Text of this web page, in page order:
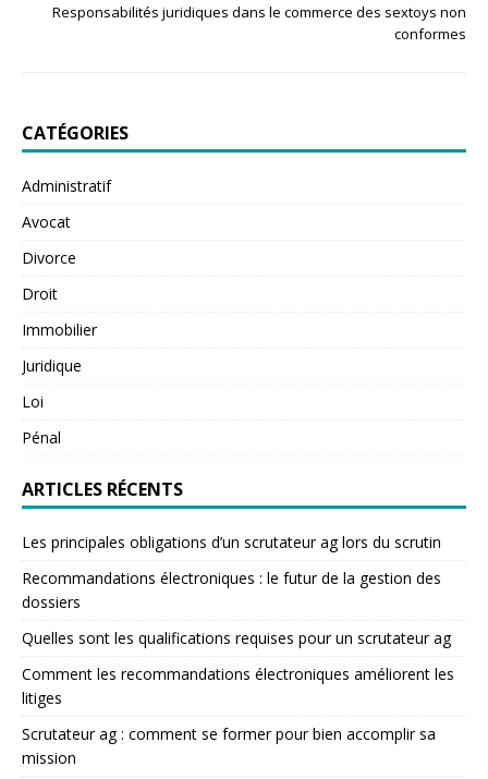
Responsabilités juridiques dans le commerce des sextoys non
conformes
CATÉGORIES
Administratif
Avocat
Divorce
Droit
Immobilier
Juridique
Loi
Pénal
ARTICLES RÉCENTS
Les principales obligations d’un scrutateur ag lors du scrutin
Recommandations électroniques : le futur de la gestion des
dossiers
Quelles sont les qualifications requises pour un scrutateur ag
Comment les recommandations électroniques améliorent les
litiges
Scrutateur ag : comment se former pour bien accomplir sa
mission